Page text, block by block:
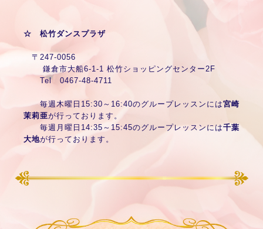
☆ 松竹ダンスプラザ
〒247-0056
鎌倉市大船6-1-1 松竹ショッピングセンター2F
Tel 0467-48-4711
毎週木曜日15:30～16:40のグループレッスンには宮崎
茉莉亜が行っております。
毎週月曜日14:35～15:45のグループレッスンには千葉
大地が行っております。